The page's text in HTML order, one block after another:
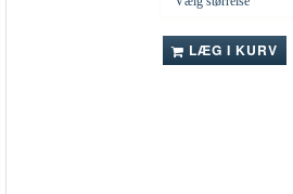
LÆG I KURV